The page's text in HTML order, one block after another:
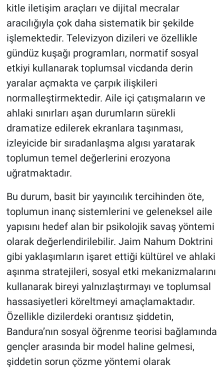
kitle iletişim araçları ve dijital mecralar
aracılığıyla çok daha sistematik bir şekilde
işlemektedir. Televizyon dizileri ve özellikle
gündüz kuşağı programları, normatif sosyal
etkiyi kullanarak toplumsal vicdanda derin
yaralar açmakta ve çarpık ilişkileri
normalleştirmektedir. Aile içi çatışmaların ve
ahlaki sınırları aşan durumların sürekli
dramatize edilerek ekranlara taşınması,
izleyicide bir sıradanlaşma algısı yaratarak
toplumun temel değerlerini erozyona
uğratmaktadır.
​Bu durum, basit bir yayıncılık tercihinden öte,
toplumun inanç sistemlerini ve geleneksel aile
yapısını hedef alan bir psikolojik savaş yöntemi
olarak değerlendirilebilir. Jaim Nahum Doktrini
gibi yaklaşımların işaret ettiği kültürel ve ahlaki
aşınma stratejileri, sosyal etki mekanizmalarını
kullanarak bireyi yalnızlaştırmayı ve toplumsal
hassasiyetleri köreltmeyi amaçlamaktadır.
Özellikle dizilerdeki orantısız şiddetin,
Bandura’nın sosyal öğrenme teorisi bağlamında
gençler arasında bir model haline gelmesi,
şiddetin sorun çözme yöntemi olarak